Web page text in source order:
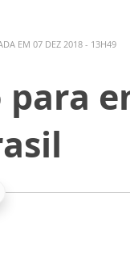
EM 07 DEZ 2018 - 13H49
para